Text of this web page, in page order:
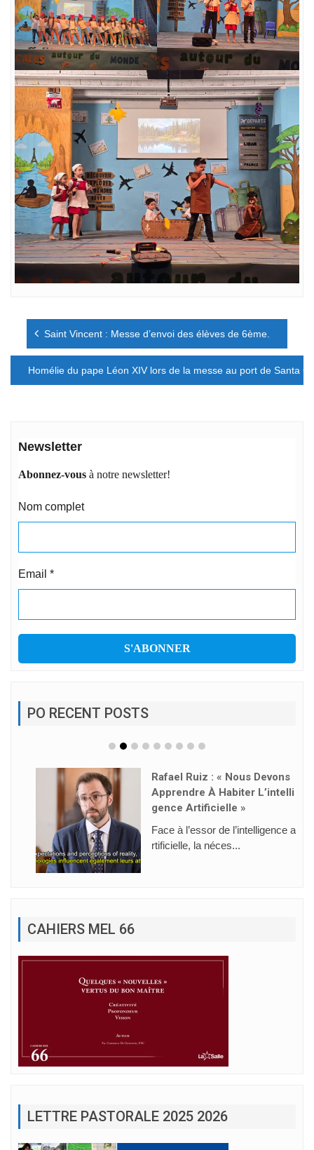
Navigation
l’article
Saint Vincent : Messe d’envoi des élèves de 6ème.
Homélie du pape Léon XIV lors de la messe au port de Santa
Newsletter
Abonnez-vous à notre newsletter!
Nom complet
Email *
PO RECENT POSTS
Rafael Ruiz : « Nous Devons
Apprendre À Habiter L’intelli
Gence Artificielle »
Face à l’essor de l’intelligence a
rtificielle, la néces...
CAHIERS MEL 66
LETTRE PASTORALE 2025 2026